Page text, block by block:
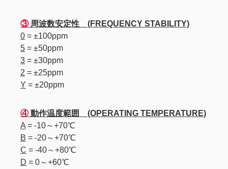
③周波数安定性 (FREQUENCY STABILITY)
0 = ±100ppm
5 = ±50ppm
3 = ±30ppm
2 = ±25ppm
Y = ±20ppm
④動作温度範囲 (OPERATING TEMPERATURE)
A = -10～+70℃
B = -20～+70℃
C = -40～+80℃
D = 0～+60℃